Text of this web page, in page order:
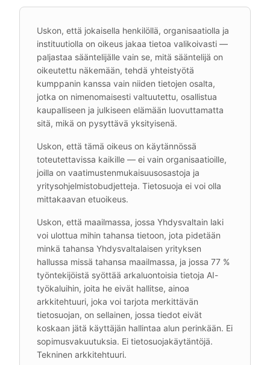
Uskon, että jokaisella henkilöllä, organisaatiolla ja
instituutiolla on oikeus jakaa tietoa valikoivasti —
paljastaa sääntelijälle vain se, mitä sääntelijä on
oikeutettu näkemään, tehdä yhteistyötä
kumppanin kanssa vain niiden tietojen osalta,
jotka on nimenomaisesti valtuutettu, osallistua
kaupalliseen ja julkiseen elämään luovuttamatta
sitä, mikä on pysyttävä yksityisenä.
Uskon, että tämä oikeus on käytännössä
toteutettavissa kaikille — ei vain organisaatioille,
joilla on vaatimustenmukaisuusosastoja ja
yritysohjelmistobudjetteja. Tietosuoja ei voi olla
mittakaavan etuoikeus.
Uskon, että maailmassa, jossa Yhdysvaltain laki
voi ulottua mihin tahansa tietoon, jota pidetään
minkä tahansa Yhdysvaltalaisen yrityksen
hallussa missä tahansa maailmassa, ja jossa 77 %
työntekijöistä syöttää arkaluontoisia tietoja AI-
työkaluihin, joita he eivät hallitse, ainoa
arkkitehtuuri, joka voi tarjota merkittävän
tietosuojan, on sellainen, jossa tiedot eivät
koskaan jätä käyttäjän hallintaa alun perinkään. Ei
sopimusvakuutuksia. Ei tietosuojakäytäntöjä.
Tekninen arkkitehtuuri.